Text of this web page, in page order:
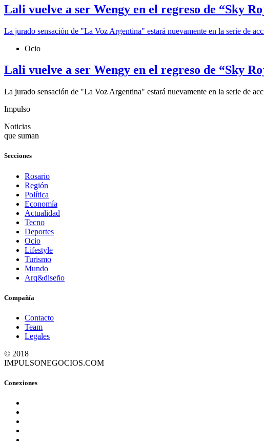
Lali vuelve a ser Wengy en el regreso de “Sky
La jurado sensación de "La Voz Argentina" estará nuevamente en la serie de
Ocio
Lali vuelve a ser Wengy en el regreso de “Sky
La jurado sensación de "La Voz Argentina" estará nuevamente en la serie de
Impulso
Noticias
que suman
Secciones
Rosario
Región
Política
Economía
Actualidad
Tecno
Deportes
Ocio
Lifestyle
Turismo
Mundo
Arq&diseño
Compañía
Contacto
Team
Legales
© 2018
IMPULSONEGOCIOS.COM
Conexiones